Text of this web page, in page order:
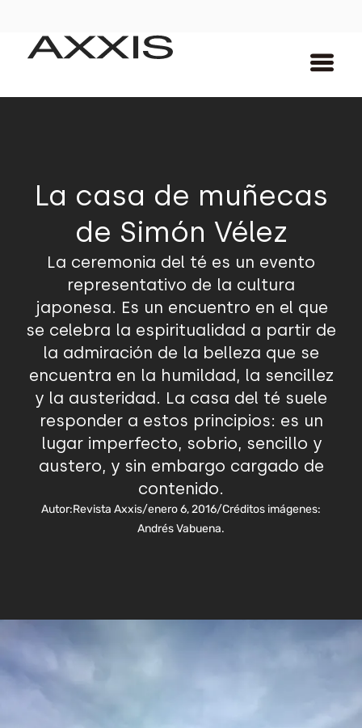
La casa de muñecas
de Simón Vélez
La ceremonia del té es un evento
representativo de la cultura
japonesa. Es un encuentro en el que
se celebra la espiritualidad a partir de
la admiración de la belleza que se
encuentra en la humildad, la sencillez
y la austeridad. La casa del té suele
responder a estos principios: es un
lugar imperfecto, sobrio, sencillo y
austero, y sin embargo cargado de
contenido.
Autor:Revista Axxis/enero 6, 2016/Créditos imágenes:
Andrés Vabuena.